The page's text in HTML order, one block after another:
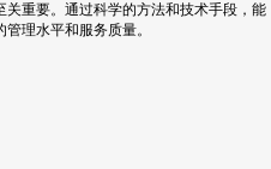
重要。通过科学的方法和技术手段，能
理水平和服务质量。